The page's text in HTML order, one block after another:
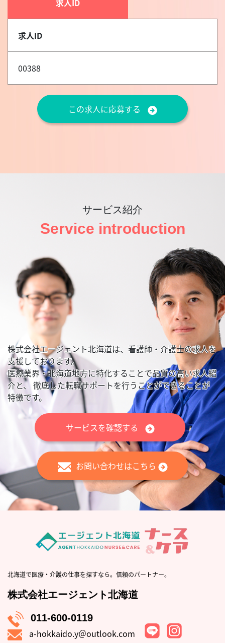
求人ID
求人ID
00388
この求人に応募する
サービス紹介
Service introduction
株式会社エージェント北海道は、看護師・介護士の求人を
支援しております。
医療業界・北海道地方に特化することで品質の高い求人紹
介と、 徹底した転職サポートを行うことができることが
特徴です。
サービスを確認する
お問い合わせはこちら
北海道で医療・介護の仕事を探すなら。信頼のパートナー。
株式会社エージェント北海道
011-600-0119
a-hokkaido.y＠outlook.com